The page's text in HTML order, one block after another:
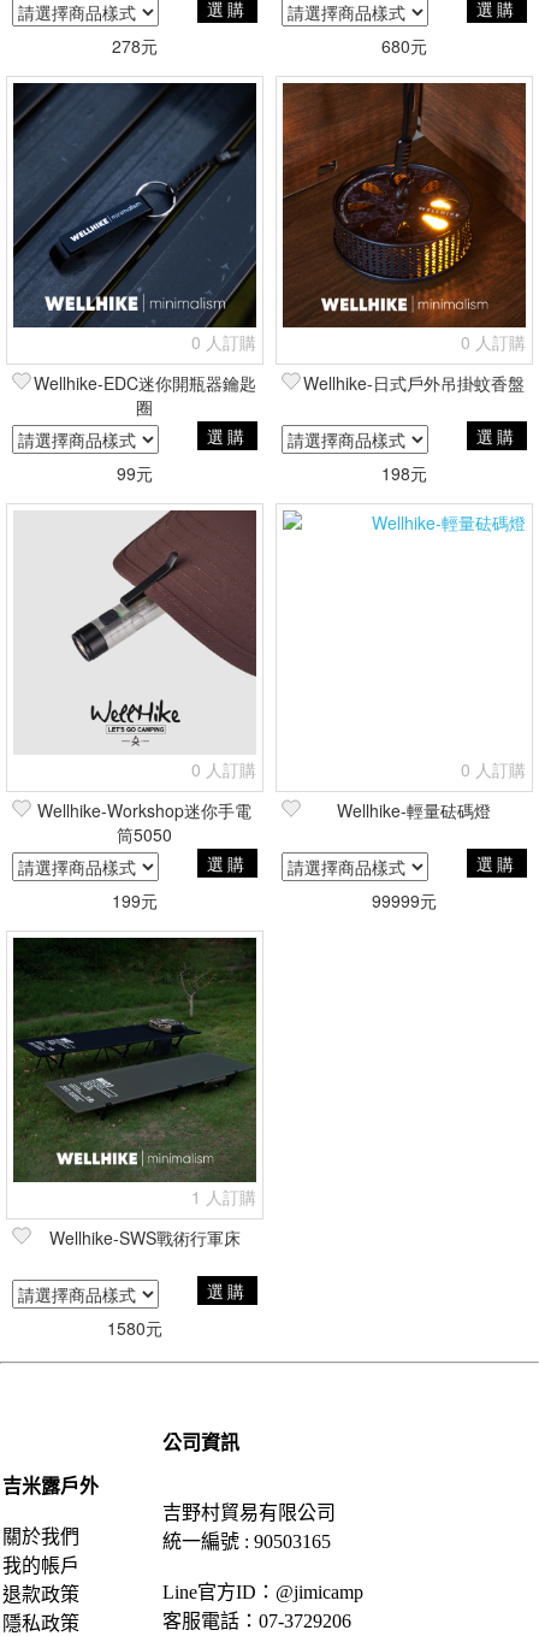
選購
278元
選購
680元
0 人訂購
Wellhike-EDC迷你開瓶器鑰匙
圈
選購
99元
0 人訂購
Wellhike-日式戶外吊掛蚊香盤
選購
198元
0 人訂購
Wellhike-Workshop迷你手電
筒5050
選購
199元
0 人訂購
Wellhike-輕量砝碼燈
選購
99999元
1 人訂購
Wellhike-SWS戰術行軍床
選購
1580元